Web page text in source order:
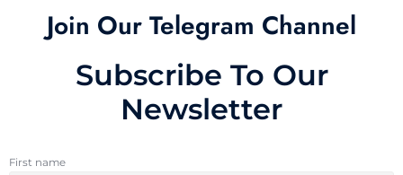
Join Our Telegram Channel
Subscribe To Our
Newsletter
First name